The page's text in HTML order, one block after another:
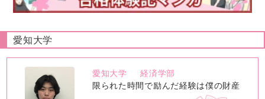
愛知大学
no
愛知大学
経済学部
限られた時間で励んだ経験は僕の財産